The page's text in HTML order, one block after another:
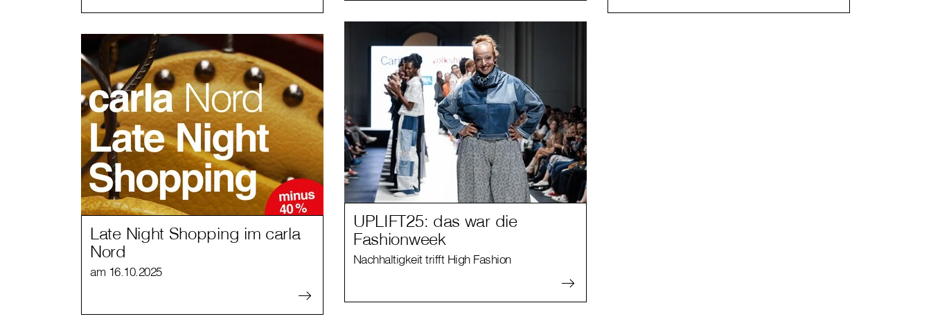
Late Night Shopping im carla
Nord
am 16.10.2025
UPLIFT25: das war die
Fashionweek
Nachhaltigkeit trifft High Fashion